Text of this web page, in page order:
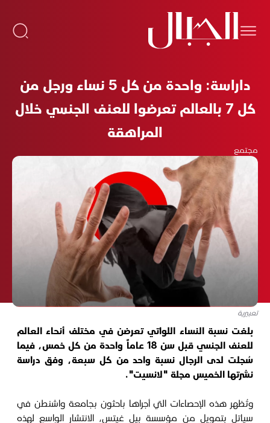
داراسة: واحدة من كل 5 نساء ورجل من
كل 7 بالعالم تعرضوا للعنف الجنسي خلال
المراهقة
مجتمع
تعبيرية
بلغت نسبة النساء اللواتي تعرضن في مختلف أنحاء العالم
للعنف الجنسي قبل سن 18 عاماً واحدة من كل خمس، فيما
سُجلت لدى الرجال نسبة واحد من كل سبعة، وفق دراسة
نشرتها الخميس مجلة "لانسيت".
وتُظهر هذه الإحصاءات التي أجراها باحثون بجامعة واشنطن في
سياتل بتمويل من مؤسسة بيل غيتس، الانتشار الواسع لهذه